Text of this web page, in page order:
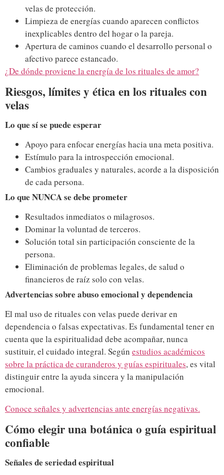
velas de protección.
Limpieza de energías cuando aparecen conflictos
inexplicables dentro del hogar o la pareja.
Apertura de caminos cuando el desarrollo personal o
afectivo parece estancado.
¿De dónde proviene la energía de los rituales de amor?
Riesgos, límites y ética en los rituales con
velas
Lo que sí se puede esperar
Apoyo para enfocar energías hacia una meta positiva.
Estímulo para la introspección emocional.
Cambios graduales y naturales, acorde a la disposición
de cada persona.
Lo que NUNCA se debe prometer
Resultados inmediatos o milagrosos.
Dominar la voluntad de terceros.
Solución total sin participación consciente de la
persona.
Eliminación de problemas legales, de salud o
financieros de raíz solo con velas.
Advertencias sobre abuso emocional y dependencia
El mal uso de rituales con velas puede derivar en
dependencia o falsas expectativas. Es fundamental tener en
cuenta que la espiritualidad debe acompañar, nunca
sustituir, el cuidado integral. Según estudios académicos
sobre la práctica de curanderos y guías espirituales, es vital
distinguir entre la ayuda sincera y la manipulación
emocional.
Conoce señales y advertencias ante energías negativas.
Cómo elegir una botánica o guía espiritual
confiable
Señales de seriedad espiritual